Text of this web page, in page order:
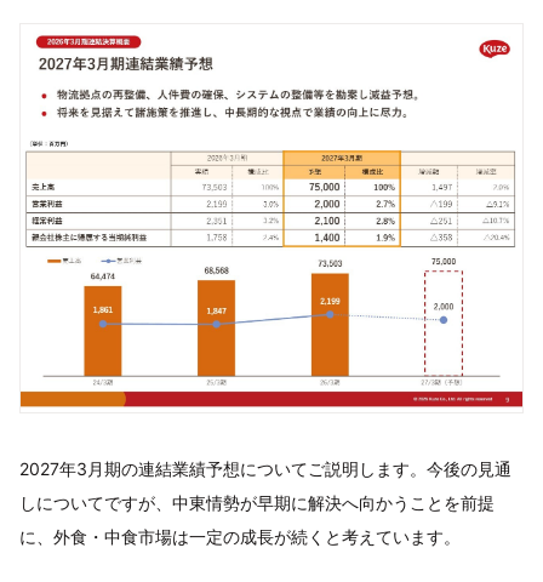
2027年3月期の連結業績予想についてご説明します。今後の見通
しについてですが、中東情勢が早期に解決へ向かうことを前提
に、外食・中食市場は一定の成長が続くと考えています。